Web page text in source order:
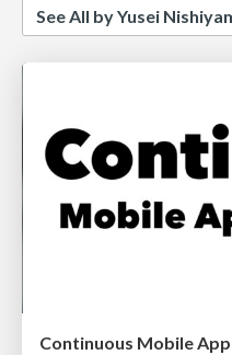
See All by Yusei
Continuous Mobile